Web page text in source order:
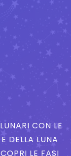
CON LE
DELLA LUNA
LE FASI